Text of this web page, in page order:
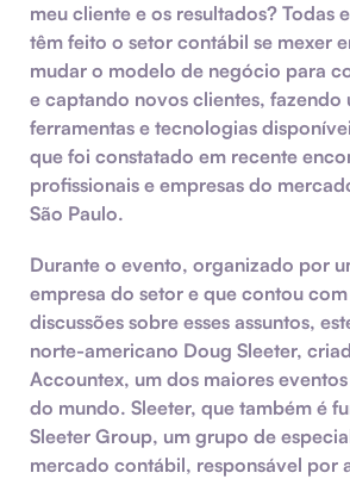
meu cliente e os resultados? Todas
têm feito o setor contábil se mexer
mudar o modelo de negócio para
e captando novos clientes, fazendo
ferramentas e tecnologias
que foi constatado em recente
profissionais e empresas do
São Paulo.
Durante o evento, organizado por
empresa do setor e que contou
discussões sobre esses assuntos,
norte-americano Doug Sleeter,
Accountex, um dos maiores
do mundo. Sleeter, que também é
Sleeter Group, um grupo de
mercado contábil, responsável por